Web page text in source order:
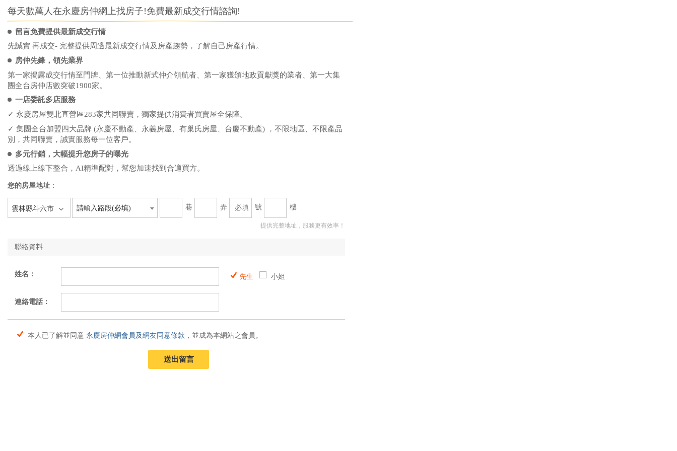
每天數萬人在永慶房仲網上找房子!免費最新成交行情諮詢!
留言免費提供最新成交行情
先誠實 再成交- 完整提供周邊最新成交行情及房產趨勢，了解自己房產行情。
房仲先鋒，領先業界
第一家揭露成交行情至門牌、第一位推動新式仲介領航者、第一家獲頒地政貢獻獎的業者、第一大集
團全台房仲店數突破1900家。
一店委託多店服務
✓ 永慶房屋雙北直營區283家共同聯賣，獨家提供消費者買賣屋全保障。
✓ 集團全台加盟四大品牌 (永慶不動產、永義房屋、有巢氏房屋、台慶不動產) ，不限地區、不限產品
別，共同聯賣，誠實服務每一位客戶。
多元行銷，大幅提升您房子的曝光
透過線上線下整合，AI精準配對，幫您加速找到合適買方。
您的房屋地址 ：
雲林縣斗六市 請輸入路段(必填) 巷 弄 號 樓
提供完整地址，服務更有效率！
聯絡資料
姓名： 先生 小姐
連絡電話：
本人已了解並同意 永慶房仲網會員及網友同意條款 ，並成為本網站之會員。